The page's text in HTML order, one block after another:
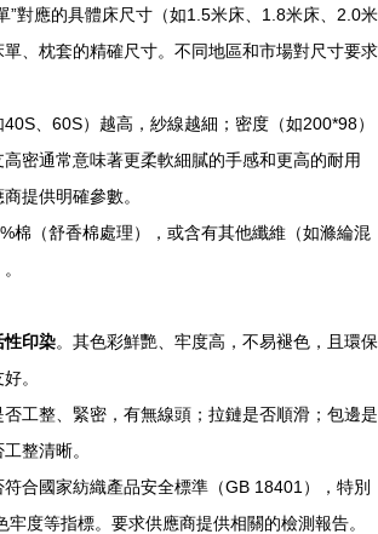
”對應的具體床尺寸（如1.5米床、1.8米床、2.0米
、枕套的精確尺寸。不同地區和市場對尺寸要求
40S、60S）越高，紗線越細；密度（如200*98）
密通常意味著更柔軟細膩的手感和更高的耐用
提供明確參數。
棉（舒香棉處理），或含有其他纖維（如滌綸混
性印染。其色彩鮮艷、牢度高，不易褪色，且環保
。
否工整、緊密，有無線頭；拉鏈是否順滑；包邊是
整清晰。
合國家紡織產品安全標準（GB 18401），特別
度等指標。要求供應商提供相關的檢測報告。